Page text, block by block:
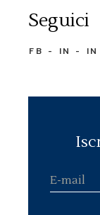
Seguici
FB IN IN